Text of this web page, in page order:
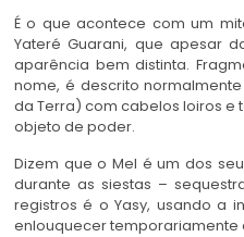
É o que acontece com um
Yateré Guarani, que apesar
aparência bem distinta.
nome, é descrito
da Terra) com cabelos loiros
objeto de poder.
Dizem que o Mel é um dos
durante as siestas –
registros é o Yasy, usando a
enlouquecer temporariamente